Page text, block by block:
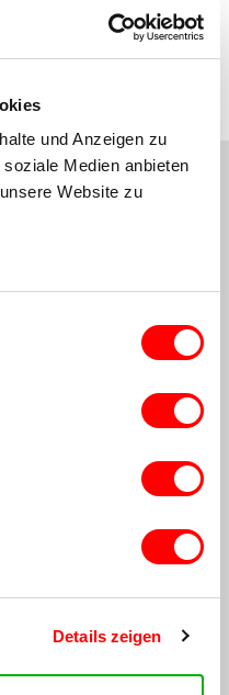
und Anzeigen zu
Medien anbieten
Website zu
Details zeigen
EXNERGASSE newsletter
aus dem
auf dem